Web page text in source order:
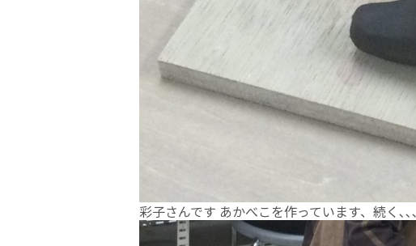
彩子さんです あかべこを作っています、続く､､､